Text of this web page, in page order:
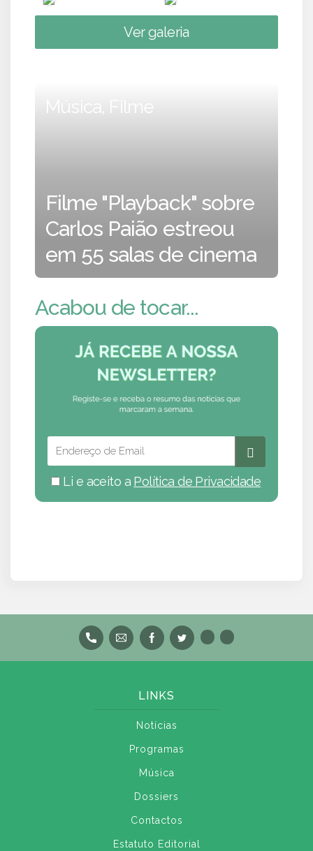
Ver galeria
Música, Filme
Filme "Playback" sobre
Carlos Paião estreou
em 55 salas de cinema
Acabou de tocar...
Li e aceito a Política de Privacidade
LINKS
Notícias
Programas
Música
Dossiers
Contactos
Estatuto Editorial